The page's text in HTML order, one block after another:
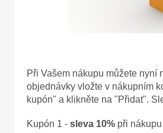
Při Vašem nákupu můžete nyní
objednávky vložte v nákupním
kupón" a klikněte na "Přidat".
Kupón 1 - sleva 10% při